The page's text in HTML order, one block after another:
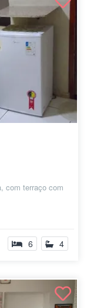
com terraço com
6 4